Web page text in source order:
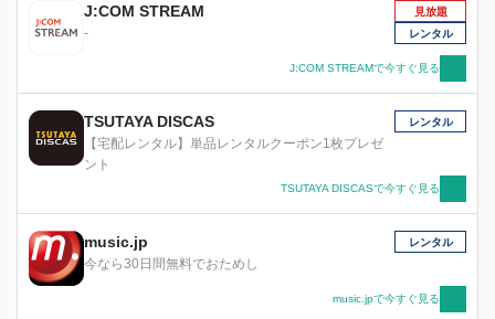
J:COM STREAM
-
見放題
レンタル
J:COM STREAMで今すぐ見る
TSUTAYA DISCAS
【宅配レンタル】単品レンタルクーポン1枚プレゼ
ント
レンタル
TSUTAYA DISCASで今すぐ見る
music.jp
今なら30日間無料でおためし
レンタル
music.jpで今すぐ見る